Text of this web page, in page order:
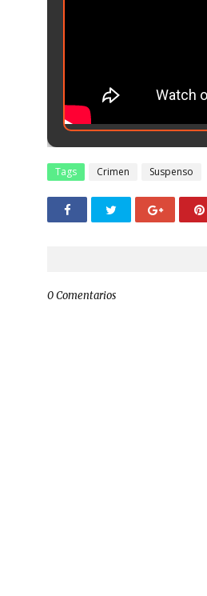
Tags Crimen Suspenso
0 Comentarios